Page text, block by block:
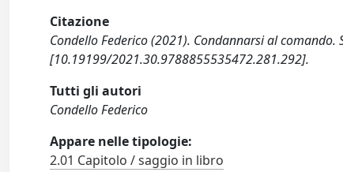
Citazione
Condello Federico (2021). Condannarsi al
[10.19199/2021.30.9788855535472.281.292].
Tutti gli autori
Condello Federico
Appare nelle tipologie:
2.01 Capitolo / saggio in libro